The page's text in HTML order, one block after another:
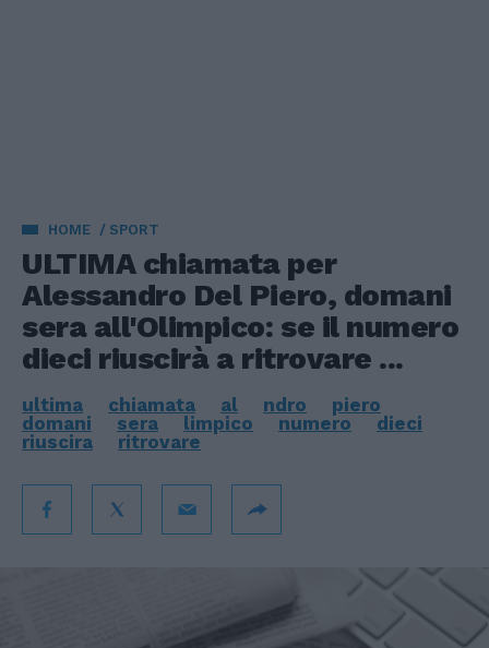
HOME SPORT
ULTIMA chiamata per
Alessandro Del Piero, domani
sera all'Olimpico: se il numero
dieci riuscirà a ritrovare ...
ultima chiamata al ndro
piero
domani
sera limpico numero
dieci
riuscira
ritrovare